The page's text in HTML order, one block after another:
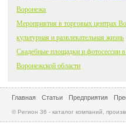
Воронежа
Мероприятия в торговых центрах
культурная и развлекательная жизнь
Свадебные площадки и фотосессии
Воронежской области
Главная Статьи Предприятия
© Регион 36 - каталог компаний,